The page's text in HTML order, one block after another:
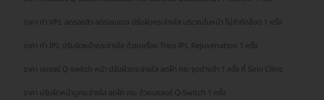
ราคา ทำ VPL ลดรอยสิว ลดรอยแดง ปรับผิวกระจ่างใส บริเวณใบหน้า ไม่จำกัดช็อต 1 ครั้ง
ราคา ทำ IPL ปรับผิวหน้ากระจ่างใส ด้วยเครื่อง Trios IPL Rejuvenation 1 ครั้ง
ราคา เลเซอร์ Q-switch หน้า ปรับผิวกระจ่างใส ลดฝ้า กระ จุดด่างดำ 1 ครั้ง ที่ Sirin Clinic
ราคา ปรับผิวหน้าดูกระจ่างใส ลดฝ้า กระ ด้วยเลเซอร์ Q-Switch 1 ครั้ง